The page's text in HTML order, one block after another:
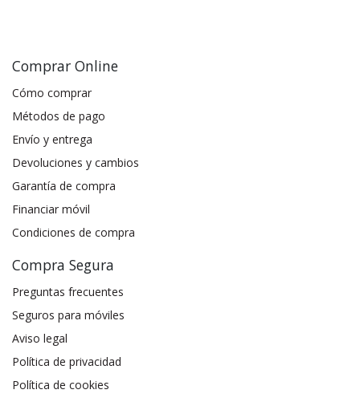
Comprar Online
Cómo comprar
Métodos de pago
Envío y entrega
Devoluciones y cambios
Garantía de compra
Financiar móvil
Condiciones de compra
Compra Segura
Preguntas frecuentes
Seguros para móviles
Aviso legal
Política de privacidad
Política de cookies